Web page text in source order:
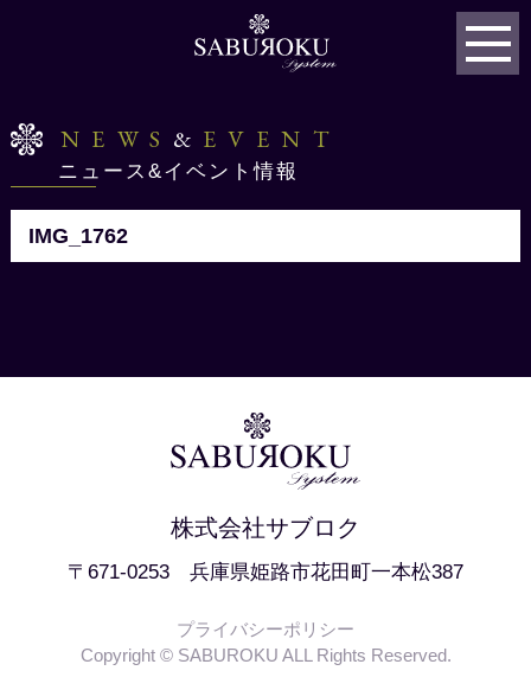
NEWS & EVENT
ニュース&イベント情報
IMG_1762
株式会社サブロク
〒671-0253 兵庫県姫路市花田町一本松387
プライバシーポリシー
Copyright © SABUROKU ALL Rights Reserved.